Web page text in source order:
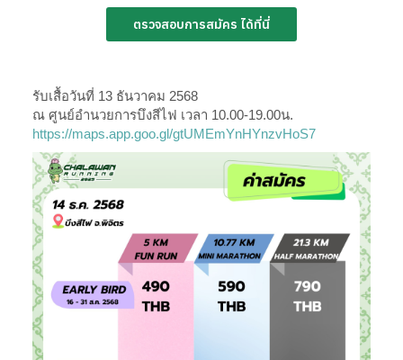
ตรวจสอบการสมัคร ได้ที่นี่
รับเสื้อวันที่ 13 ธันวาคม 2568
ณ ศูนย์อำนวยการบึงสีไฟ เวลา 10.00-19.00น.
https://maps.app.goo.gl/gtUMEmYnHYnzvHoS7